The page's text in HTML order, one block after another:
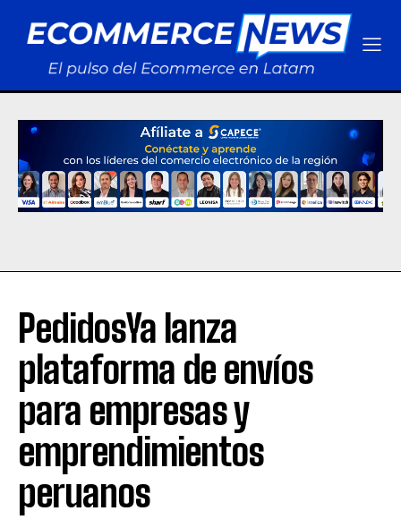
PedidosYa lanza
plataforma de envíos
para empresas y
emprendimientos
peruanos